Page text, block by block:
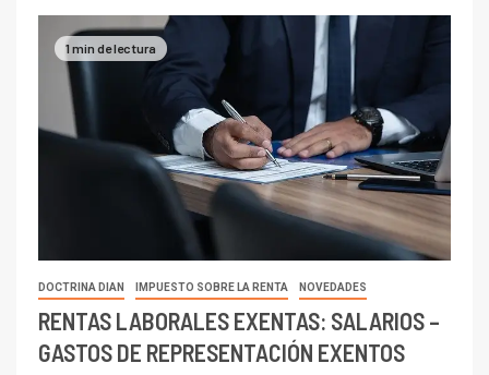
1 min de lectura
DOCTRINA DIAN IMPUESTO SOBRE LA RENTA NOVEDADES
RENTAS LABORALES EXENTAS: SALARIOS –
GASTOS DE REPRESENTACIÓN EXENTOS